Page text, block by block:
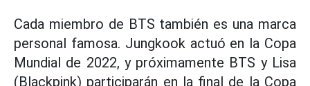
Cada miembro de BTS también es una marca
personal famosa. Jungkook actuó en la Copa
Mundial de 2022, y próximamente BTS y Lisa
(Blackpink) participarán en la final de la Copa